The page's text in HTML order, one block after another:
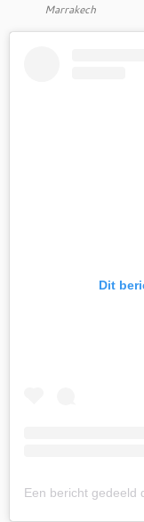
Marrakech
Dit
Een bericht gedeeld